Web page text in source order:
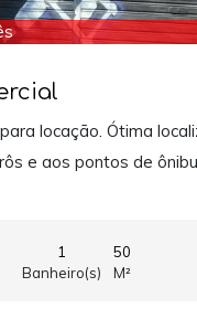
locação. Ótima
e aos pontos de
1
Banheiro(s)
50
M²